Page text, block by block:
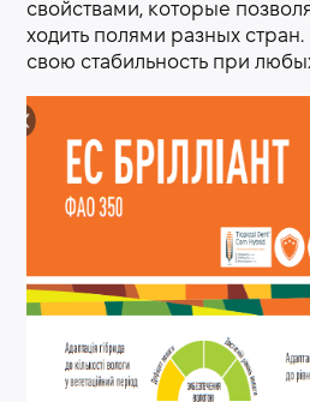
свойствами, которые
ходить полями разных стран.
свою стабильность при